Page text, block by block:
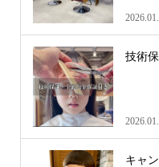
技術
キャ